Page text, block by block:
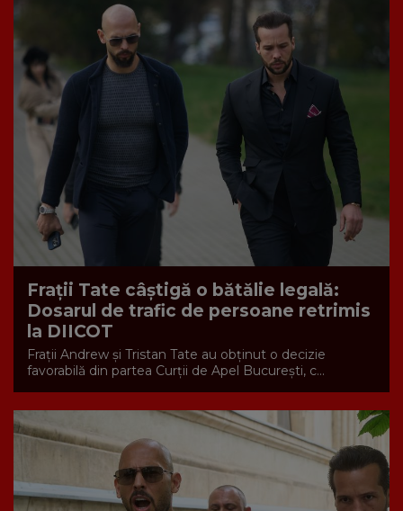
Frații Tate câștigă o bătălie legală:
Dosarul de trafic de persoane retrimis
la DIICOT
Frații Andrew și Tristan Tate au obținut o decizie
favorabilă din partea Curții de Apel București, c...